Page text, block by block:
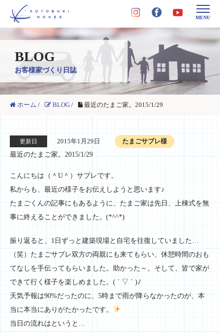
MENU
BLOG
お客様家づくり日誌
ホーム / BLOG / 最近のたまご家。2015/1/29
更新日 2015年1月29日
たまごサブレ様
最近のたまご家。2015/1/29
こんにちは（＾U＾）サブレです。
私からも、最近の様子をお伝えしようと思います♪
たまごくんの記事にもあるように、たまご家は先日、上棟式を無
事に終えることができました。(*^^*)
振り返ると、1日ずっと建築現場と自宅を往復していました…
（笑）たまごサブレ双方の両親にも来てもらい、休憩時間のおも
てなしを手伝ってもらいました。助かった～。そして、皆で家が
できて行く様子を楽しめました。( ´ ▽ ` )ﾉ
天気予報は90%だったのに、5時まで雨が降らなかったのが、本
当に本当にありがたかったです。
当日の流れはというと…